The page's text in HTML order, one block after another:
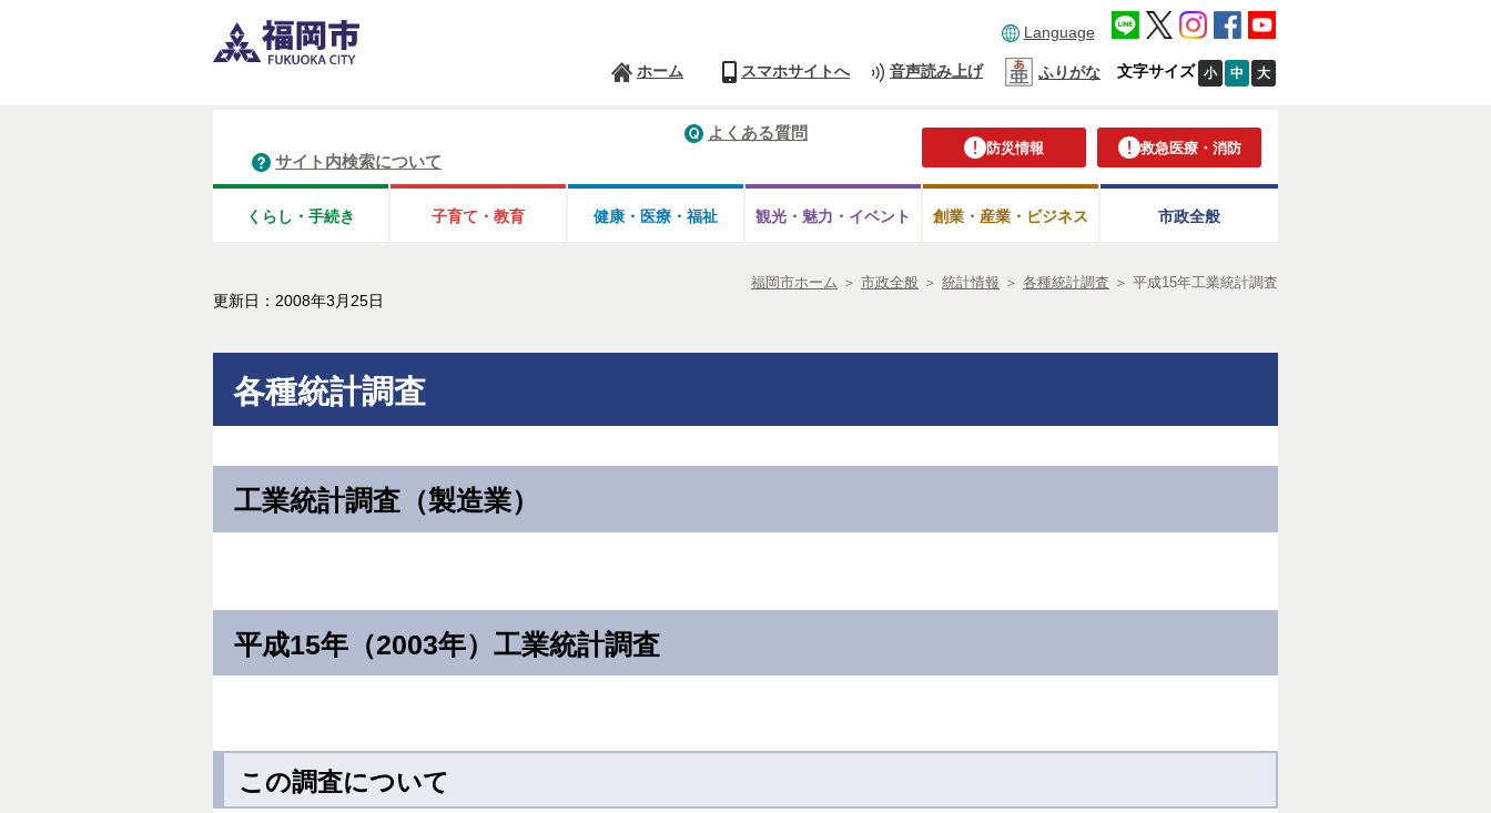
Language
ホーム スマホサイトへ 音声読み上げ ふりがな 文字サイズ 小 中 大
防災情報 救急医療・消防
よくある質問
サイト内検索について
くらし・手続き 子育て・教育 健康・医療・ 福祉 観光・魅力・ イベント 創業・産業・ビジネス 市政全般
福岡市ホーム ＞ 市政全般 ＞ 統計情報 ＞ 各種統計調査 ＞ 平成15年工業統計調査
更新日：2008年3月25日
各種統計調査
工業統計調査（製造業）
平成15年（2003年）工業統計調査
この調査について